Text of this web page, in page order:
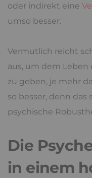
oder indirekt eine
umso besser.
Vermutlich reicht
aus, um dem Leben
zu geben, je mehr
so besser, denn
psychische
Die
in einem